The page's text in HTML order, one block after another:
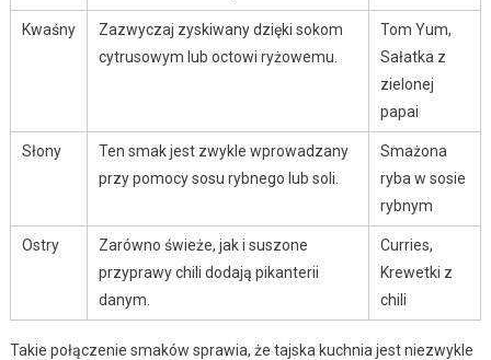
Kwaśny
Zazwyczaj zyskiwany dzięki sokom
cytrusowym lub octowi ryżowemu.
Tom Yum,
Sałatka z
zielonej
papai
Słony
Ten smak jest zwykle wprowadzany
przy pomocy sosu rybnego lub soli.
Smażona
ryba w sosie
rybnym
Ostry
Zarówno świeże, jak i suszone
przyprawy chili dodają pikanterii
danym.
Curries,
Krewetki z
chili
Takie połączenie smaków sprawia, że tajska kuchnia jest niezwykle